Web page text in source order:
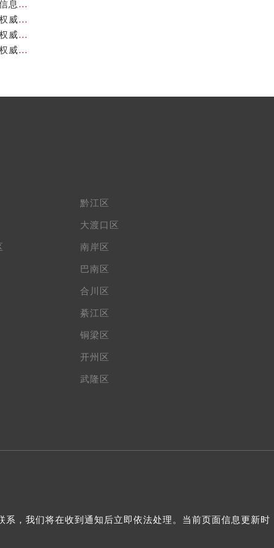
重庆帝舵官方售后服务中心｜官方热线及网点地址权威信息公示（2026年7月最新）
重庆帝舵官方售后服务中心｜官方电话及详细网点地址权威信息公示（2026年7月最新）
重庆帝舵官方售后服务中心｜最新官方地址和维修热线权威信息公示（2026年7月最新）
重庆帝舵官方售后服务中心｜官方电话及服务网点地址权威信息公示（2026年7月最新）
黔江区
大渡口区
南岸区
巴南区
合川区
綦江区
铜梁区
开州区
武隆区
，我们将在收到通知后立即依法处理。当前页面信息更新时